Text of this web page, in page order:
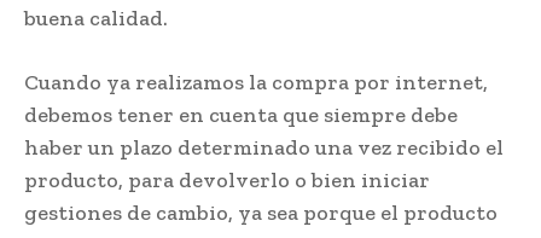
buena calidad.
Cuando ya realizamos la compra por internet,
debemos tener en cuenta que siempre debe
haber un plazo determinado una vez recibido el
producto, para devolverlo o bien iniciar
gestiones de cambio, ya sea porque el producto